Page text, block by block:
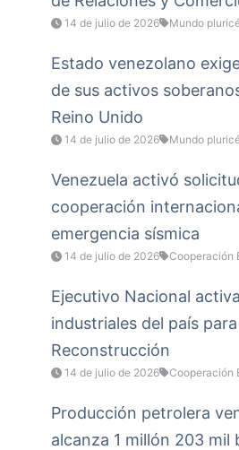
14 de julio de 2026 Mundo
Estado venezolano
de sus activos
Reino Unido
14 de julio de 2026 Mundo
Venezuela activó
cooperación
emergencia sísmica
14 de julio de 2026 Cooperación
Ejecutivo Nacional
industriales del país
Reconstrucción
14 de julio de 2026 Cooperación
Producción petrolera
alcanza 1 millón 203 mil